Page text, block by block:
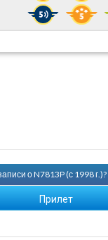
о N7813P (с 1998 г.)?
Прилет